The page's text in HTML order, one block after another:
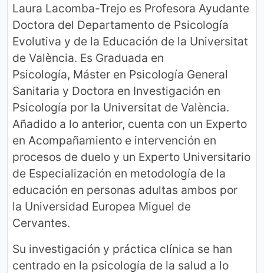
Laura Lacomba-Trejo es Profesora Ayudante
Doctora del Departamento de Psicología
Evolutiva y de la Educación de la Universitat
de València. Es Graduada en
Psicología, Máster en Psicología General
Sanitaria y Doctora en Investigación en
Psicología por la Universitat de València.
Añadido a lo anterior, cuenta con un Experto
en Acompañamiento e intervención en
procesos de duelo y un Experto Universitario
de Especialización en metodología de la
educación en personas adultas ambos por
la Universidad Europea Miguel de
Cervantes.
Su investigación y práctica clínica se han
centrado en la psicología de la salud a lo